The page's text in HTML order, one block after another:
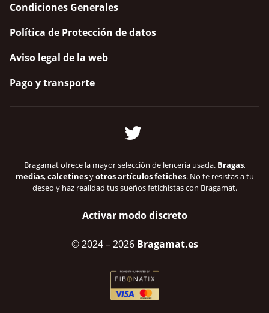
Condiciones Generales
Política de Protección de datos
Aviso legal de la web
Pago y transporte
Bragamat ofrece la mayor selección de lencería usada. Bragas,
medias,calcetinesyotros artículos fetiches. No te resistas a tu
deseo y haz realidad tus sueños fetichistas con Bragamat.
Activar modo discreto
© 2024– 2026 Bragamat.es